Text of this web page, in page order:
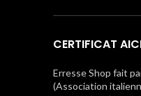
CERTIFICAT
Erresse Shop fait
(Association